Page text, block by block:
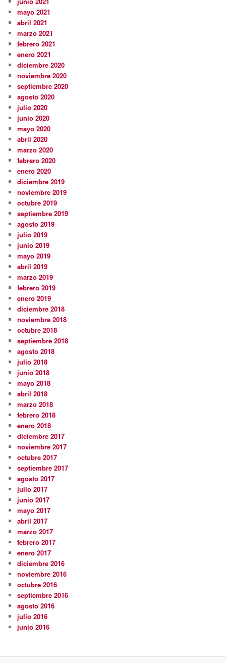
mayo 2021
abril 2021
marzo 2021
febrero 2021
enero 2021
diciembre 2020
noviembre 2020
septiembre 2020
agosto 2020
julio 2020
junio 2020
mayo 2020
abril 2020
marzo 2020
febrero 2020
enero 2020
diciembre 2019
noviembre 2019
octubre 2019
septiembre 2019
agosto 2019
julio 2019
junio 2019
mayo 2019
abril 2019
marzo 2019
febrero 2019
enero 2019
diciembre 2018
noviembre 2018
octubre 2018
septiembre 2018
agosto 2018
julio 2018
junio 2018
mayo 2018
abril 2018
marzo 2018
febrero 2018
enero 2018
diciembre 2017
noviembre 2017
octubre 2017
septiembre 2017
agosto 2017
julio 2017
junio 2017
mayo 2017
abril 2017
marzo 2017
febrero 2017
enero 2017
diciembre 2016
noviembre 2016
octubre 2016
septiembre 2016
agosto 2016
julio 2016
junio 2016